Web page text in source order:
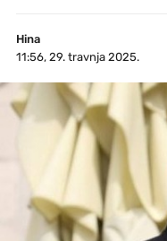
Hina
11:56, 29. travnja 2025.